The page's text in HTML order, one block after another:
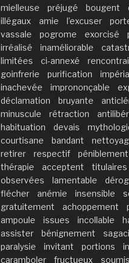
mielleuse
préjugé bougent
illégaux
amie l’excuser
vassale
pogrome exorcisé
irréalisé
inaméliorable
limitées
ci-annexé
goinfrerie
purification
inachevée
imprononçable
déclamation
bruyante
minuscule
rétraction
habituation
devais
courtisane
bandant
retirer
respectif péniblement
thérapie
acceptent titulaires
observées
lamentable
flécher
anémie insensible
gratuitement
achoppement
ampoule
issues incollable
assister
bénignement
paralysie
invitant portions
caramboler
fructueux